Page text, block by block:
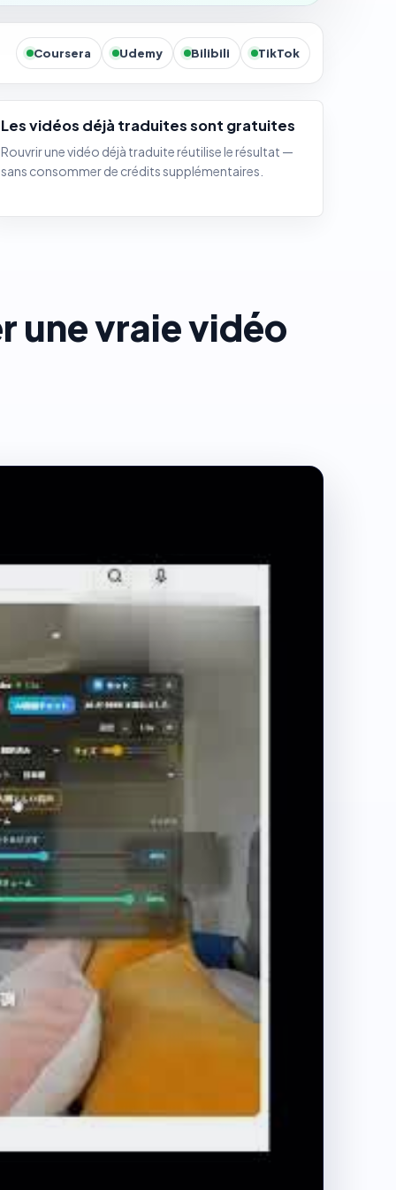
Coursera Udemy Bilibili TikTok
Les vidéos déjà traduites sont gratuites
Rouvrir une vidéo déjà traduite réutilise le résultat —
sans consommer de crédits supplémentaires.
une vraie vidéo